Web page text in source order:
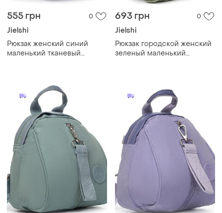
555 грн 0
Jielshi
Рюкзак женский синий
маленький тканевый
693 грн 0
Jielshi
Рюкзак городской женский
зеленый маленький